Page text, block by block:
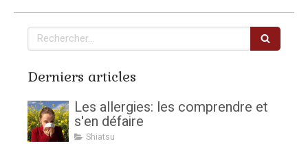
Rechercher
Derniers articles
Les allergies: les comprendre et
s'en défaire
Shiatsu